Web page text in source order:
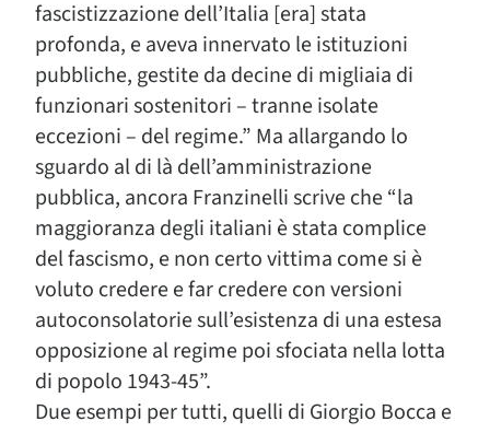
fascistizzazione dell’Italia [era] stata
profonda, e aveva innervato le istituzioni
pubbliche, gestite da decine di migliaia di
funzionari sostenitori – tranne isolate
eccezioni – del regime.” Ma allargando lo
sguardo al di là dell’amministrazione
pubblica, ancora Franzinelli scrive che “la
maggioranza degli italiani è stata complice
del fascismo, e non certo vittima come si è
voluto credere e far credere con versioni
autoconsolatorie sull’esistenza di una estesa
opposizione al regime poi sfociata nella lotta
di popolo 1943-45”.
Due esempi per tutti, quelli di Giorgio Bocca e